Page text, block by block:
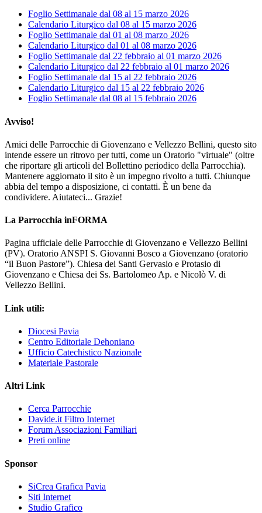
Foglio Settimanale dal 08 al 15 marzo 2026
Calendario Liturgico dal 08 al 15 marzo 2026
Foglio Settimanale dal 01 al 08 marzo 2026
Calendario Liturgico dal 01 al 08 marzo 2026
Foglio Settimanale dal 22 febbraio al 01 marzo 2026
Calendario Liturgico dal 22 febbraio al 01 marzo 2026
Foglio Settimanale dal 15 al 22 febbraio 2026
Calendario Liturgico dal 15 al 22 febbraio 2026
Foglio Settimanale dal 08 al 15 febbraio 2026
Avviso!
Amici delle Parrocchie di Giovenzano e Vellezzo Bellini, questo sito
intende essere un ritrovo per tutti, come un Oratorio "virtuale" (oltre
che riportare gli articoli del Bollettino periodico della Parrocchia).
Mantenere aggiornato il sito è un impegno rivolto a tutti. Chiunque
abbia del tempo a disposizione, ci contatti. È un bene da
condividere. Aiutateci... Grazie!
La Parrocchia inFORMA
Pagina ufficiale delle Parrocchie di Giovenzano e Vellezzo Bellini
(PV). Oratorio ANSPI S. Giovanni Bosco a Giovenzano (oratorio
“il Buon Pastore”). Chiesa dei Santi Gervasio e Protasio di
Giovenzano e Chiesa dei Ss. Bartolomeo Ap. e Nicolò V. di
Vellezzo Bellini.
Link utili:
Diocesi Pavia
Centro Editoriale Dehoniano
Ufficio Catechistico Nazionale
Materiale Pastorale
Altri Link
Cerca Parrocchie
Davide.it Filtro Internet
Forum Associazioni Familiari
Preti online
Sponsor
SiCrea Grafica Pavia
Siti Internet
Studio Grafico